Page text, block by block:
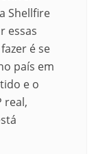
Shellfire
essas
é se
país em
e o
real,